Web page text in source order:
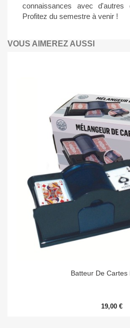
connaissances avec d'autres
Profitez du semestre à venir !
VOUS AIMEREZ AUSSI
Batteur De Cartes
19,00 €